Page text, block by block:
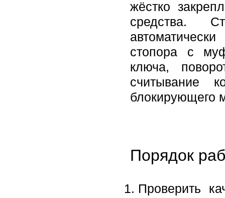
жёстко
средства.
стопора с
ключа,
считывание
блокирующего
Порядок
Проверить